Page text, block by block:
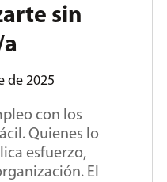
sin
de 2025
con los
Quienes lo
esfuerzo,
El